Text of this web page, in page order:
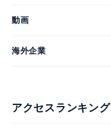
動画
海外企業
アクセスランキング